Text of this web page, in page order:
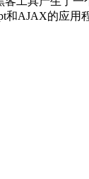
和AJAX的应用